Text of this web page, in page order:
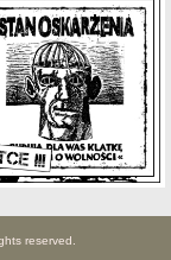
reserved.